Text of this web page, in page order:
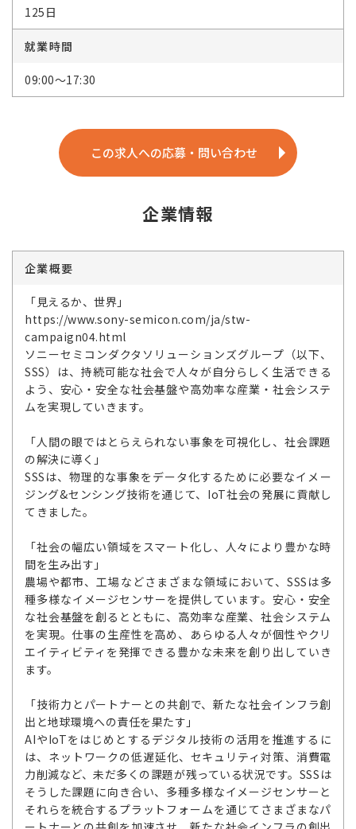
125日
就業時間
09:00～17:30
この求人への応募・問い合わせ
企業情報
企業概要
「見えるか、世界」
https://www.sony-semicon.com/ja/stw-
campaign04.html
ソニーセミコンダクタソリューションズグループ（以下、
SSS）は、持続可能な社会で人々が自分らしく生活できる
よう、安心・安全な社会基盤や高効率な産業・社会システ
ムを実現していきます。
「人間の眼ではとらえられない事象を可視化し、社会課題
の解決に導く」
SSSは、物理的な事象をデータ化するために必要なイメー
ジング&センシング技術を通じて、IoT社会の発展に貢献し
てきました。
「社会の幅広い領域をスマート化し、人々により豊かな時
間を生み出す」
農場や都市、工場などさまざまな領域において、SSSは多
種多様なイメージセンサーを提供しています。安心・安全
な社会基盤を創るとともに、高効率な産業、社会システム
を実現。仕事の生産性を高め、あらゆる人々が個性やクリ
エイティビティを発揮できる豊かな未来を創り出していき
ます。
「技術力とパートナーとの共創で、新たな社会インフラ創
出と地球環境への責任を果たす」
AIやIoTをはじめとするデジタル技術の活用を推進するに
は、ネットワークの低遅延化、セキュリティ対策、消費電
力削減など、未だ多くの課題が残っている状況です。SSSは
そうした課題に向き合い、多種多様なイメージセンサーと
それらを統合するプラットフォームを通じてさまざまなパ